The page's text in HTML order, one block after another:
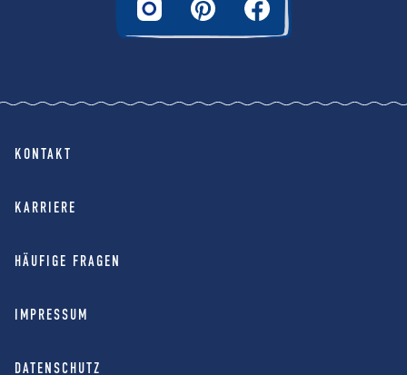
KONTAKT
KARRIERE
HÄUFIGE FRAGEN
IMPRESSUM
DATENSCHUTZ